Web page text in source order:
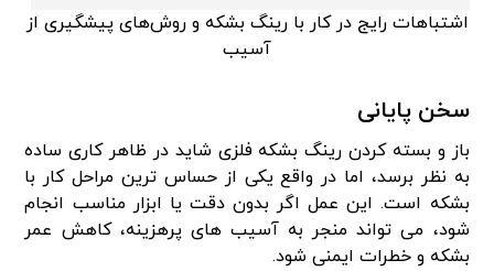
اشتباهات رایج در کار با رینگ بشکه و روش‌های پیشگیری از
آسیب
سخن پایانی
باز و بسته کردن رینگ بشکه فلزی شاید در ظاهر کاری ساده
به نظر برسد، اما در واقع یکی از حساس ترین مراحل کار با
بشکه است. این عمل اگر بدون دقت یا ابزار مناسب انجام
شود، می تواند منجر به آسیب های پرهزینه، کاهش عمر
بشکه و خطرات ایمنی شود.